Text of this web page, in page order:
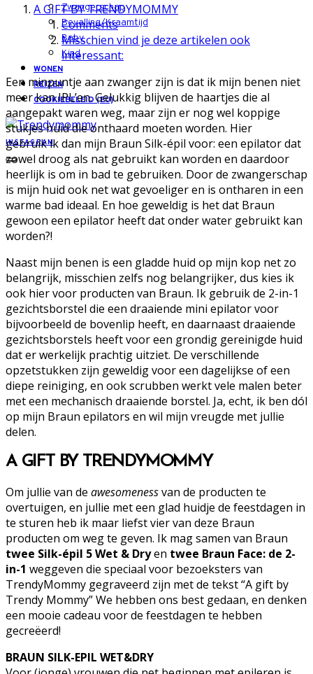
Zwangerschap
Bevalling/Kraamtijd
Baby
Kind
WONEN
REIZEN
COOKIEBELEID (EU)
INSTAGRAM
A GIFT BY TRENDYMOMMY
Comments
Misschien vind je deze artikelen ook
interessant:
Een minpuntje aan zwanger zijn is dat ik mijn benen niet
meer kan IPL’en. Gelukkig blijven de haartjes die al
aangepakt waren weg, maar zijn er nog wel koppige
stukjes huid die onthaard moeten worden. Hier
gebruik ik dan mijn Braun Silk-épil voor: een epilator dat
zowel droog als nat gebruikt kan worden en daardoor
heerlijk is om in bad te gebruiken. Door de zwangerschap
is mijn huid ook net wat gevoeliger en is ontharen in een
warme bad ideaal. En hoe geweldig is het dat Braun
gewoon een epilator heeft dat onder water gebruikt kan
worden?!
Naast mijn benen is een gladde huid op mijn kop net zo
belangrijk, misschien zelfs nog belangrijker, dus kies ik
ook hier voor producten van Braun. Ik gebruik de 2-in-1
gezichtsborstel die een draaiende mini epilator voor
bijvoorbeeld de bovenlip heeft, en daarnaast draaiende
gezichtsborstels heeft voor een grondig gereinigde huid
dat er werkelijk prachtig uitziet. De verschillende
opzetstukken zijn geweldig voor een dagelijkse of een
diepe reiniging, en ook scrubben werkt vele malen beter
met een mechanisch draaiende borstel. Ja, echt, ik ben dól
op mijn Braun epilators en wil mijn vreugde met jullie
delen.
A GIFT BY TRENDYMOMMY
Om jullie van de awesomenessvan de producten te
overtuigen, en jullie met een glad huidje de feestdagen in
te sturen heb ik maar liefst vier van deze Braun
producten om weg te geven. Ik mag samen van Braun
twee Silk-épil 5 Wet & Dryen twee Braun Face: de 2-
in-1 weggeven die speciaal voor bezoeksters van
TrendyMommy gegraveerd zijn met de tekst “A gift by
Trendy Mommy” We hebben ons best gedaan, en denken
een mooie cadeau voor de feestdagen te hebben
gecreëerd!
BRAUN SILK-EPIL WET&DRY